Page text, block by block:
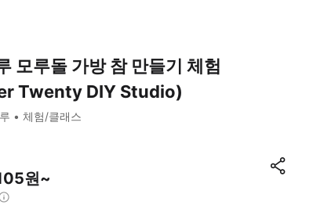
모루돌 가방 참 만들기 체험
Twenty DIY Studio)
체험/클래스
원~